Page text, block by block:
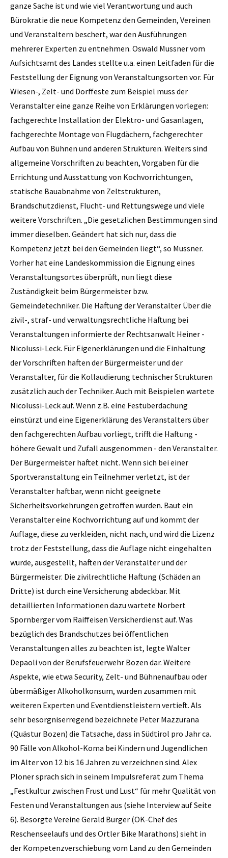
ganze Sache ist und wie viel Verantwortung und auch
Bürokratie die neue Kompetenz den Gemeinden, Vereinen
und Veranstaltern beschert, war den Ausführungen
mehrerer Experten zu entnehmen. Oswald Mussner vom
Aufsichtsamt des Landes stellte u.a. einen Leitfaden für die
Feststellung der Eignung von Veranstaltungsorten vor. Für
Wiesen-, Zelt- und Dorffeste zum Beispiel muss der
Veranstalter eine ganze Reihe von Erklärungen vorlegen:
fachgerechte Installation der Elektro- und Gasanlagen,
fachgerechte Montage von Flugdächern, fachgerechter
Aufbau von Bühnen und anderen Strukturen. Weiters sind
allgemeine Vorschriften zu beachten, Vorgaben für die
Errichtung und Ausstattung von Kochvor­richtungen,
statische Bauabnahme von Zeltstrukturen,
Brandschutzdienst, Flucht- und Rettungswege und viele
weitere Vorschriften. „Die gesetzlichen Bestimmungen sind
immer dieselben. Geändert hat sich nur, dass die
Kompetenz jetzt bei den Gemeinden liegt“, so Mussner.
Vorher hat eine Landeskommission die Eignung eines
Veranstaltungsortes überprüft, nun liegt diese
Zuständigkeit beim Bürgermeister bzw.
Gemeindetechniker. Die Haftung der Veranstalter Über die
zivil-, straf- und verwaltungsrechtliche Haftung bei
Veranstaltungen informierte der Rechtsanwalt Heiner ­
Nicolussi-Leck. Für Eigenerklärungen und die Einhaltung
der Vorschriften haften der Bürgermeister und der
Veranstalter, für die Kollaudierung technischer Strukturen
zusätzlich auch der Techniker. Auch mit Beispielen wartete
Nicolussi-Leck auf. Wenn z.B. eine Festüberdachung
einstürzt und eine Eigenerklärung des Veranstalters über
den fachgerechten Aufbau vorliegt, trifft die Haftung -
höhere Gewalt und Zufall ausgenommen - den Veranstalter.
Der Bürgermeister haftet nicht. Wenn sich bei einer
Sportveranstaltung ein Teilnehmer verletzt, ist der
Veranstalter haftbar, wenn nicht geeignete
Sicherheitsvorkehrungen getroffen wurden. Baut ein
Veranstalter eine Kochvorrichtung auf und kommt der
Auflage, diese zu verkleiden, nicht nach, und wird die Lizenz
trotz der Feststellung, dass die Auflage nicht eingehalten
wurde, ausgestellt, haften der Veranstalter und der
Bürgermeister. Die zivilrechtliche Haftung (Schäden an
Dritte) ist durch eine Versicherung abdeckbar. Mit
detaillierten Informationen dazu wartete Norbert
Spornberger vom Raiffeisen Versicherdienst auf. Was
bezüglich des Brandschutzes bei öffentlichen
Veranstaltungen alles zu beachten ist, legte Walter
Depaoli von der Berufsfeuerwehr Bozen dar. Weitere
Aspekte, wie etwa Security, Zelt- und Bühnenaufbau oder
übermäßiger Alkoholkonsum, wurden zusammen mit
weiteren Experten und Eventdienstleistern vertieft. Als
sehr besorgniserregend bezeichnete Peter Mazzurana
(Quästur Bozen) die Tatsache, dass in Südtirol pro Jahr ca.
90 Fälle von Alkohol-Koma bei Kindern und Jugendlichen
im Alter von 12 bis 16 Jahren zu verzeichnen sind. Alex
Ploner sprach sich in seinem Impulsreferat zum Thema
„Festkultur zwischen Frust und Lust“ für mehr Qualität von
Festen und Veranstaltungen aus (siehe Interview auf Seite
6). Besorgte Vereine Gerald Burger (OK-Chef des
Reschenseelaufs und des ­Ortler Bike Marathons) sieht in
der Kompetenzverschiebung vom Land zu den Gemeinden